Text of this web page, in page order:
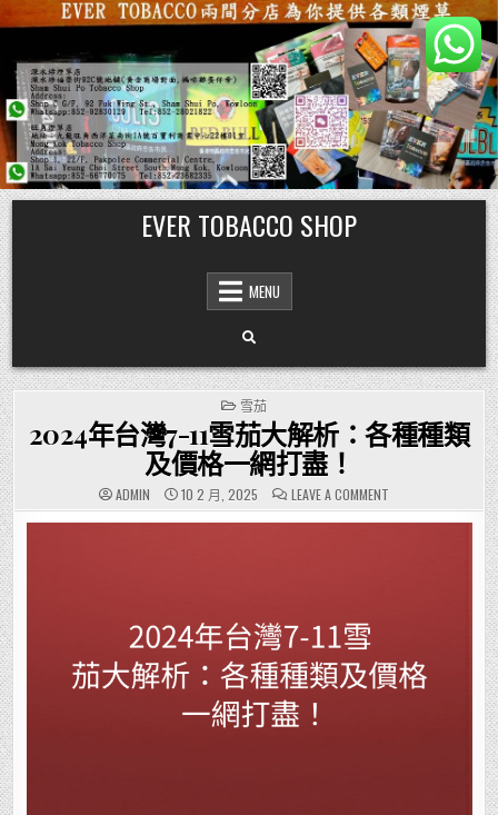
Skip
to
content
EVER TOBACCO SHOP
MENU
POSTED
IN
雪茄
2024年台灣7-11雪茄大解析：各種種類
及價格一網打盡！
ADMIN 10 2 月, 2025 LEAVE A COMMENTON
2024
年
種
種
類